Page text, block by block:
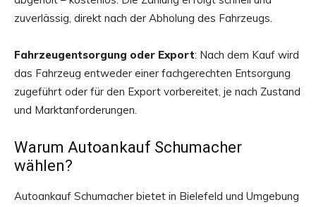
zuverlässig, direkt nach der Abholung des Fahrzeugs.
Fahrzeugentsorgung oder Export: Nach dem Kauf wird
das Fahrzeug entweder einer fachgerechten Entsorgung
zugeführt oder für den Export vorbereitet, je nach Zustand
und Marktanforderungen.
Warum Autoankauf Schumacher
wählen?
Autoankauf Schumacher bietet in Bielefeld und Umgebung